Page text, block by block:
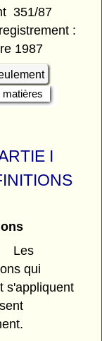
351/87
:
1987
matières
I
Les
qui
s'appliquent